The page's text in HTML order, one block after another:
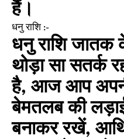
हैं।
धनु राशि :-
धनु राशि
थोड़ा सा सतर्क
है, आज आप
बेमतलब की
बनाकर रखें,